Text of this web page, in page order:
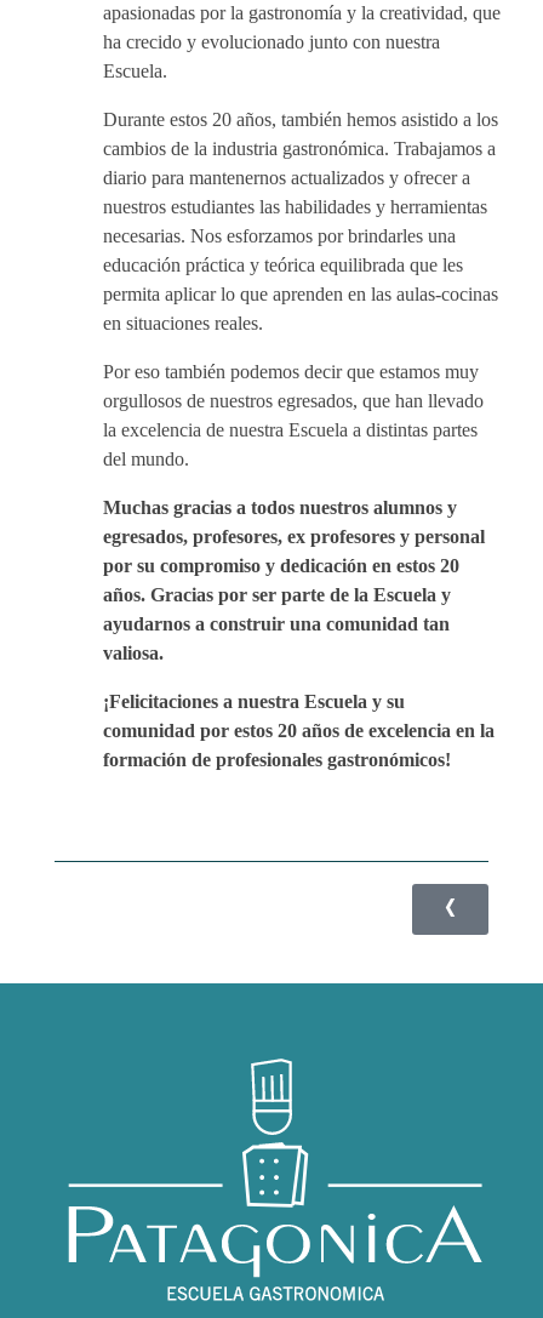
apasionadas por la gastronomía y la creatividad, que
ha crecido y evolucionado junto con nuestra
Escuela.
Durante estos 20 años, también hemos asistido a los
cambios de la industria gastronómica. Trabajamos a
diario para mantenernos actualizados y ofrecer a
nuestros estudiantes las habilidades y herramientas
necesarias. Nos esforzamos por brindarles una
educación práctica y teórica equilibrada que les
permita aplicar lo que aprenden en las aulas-cocinas
en situaciones reales.
Por eso también podemos decir que estamos muy
orgullosos de nuestros egresados, que han llevado
la excelencia de nuestra Escuela a distintas partes
del mundo.
Muchas gracias a todos nuestros alumnos y
egresados, profesores, ex profesores y personal
por su compromiso y dedicación en estos 20
años. Gracias por ser parte de la Escuela y
ayudarnos a construir una comunidad tan
valiosa.
¡Felicitaciones a nuestra Escuela y su
comunidad por estos 20 años de excelencia en la
formación de profesionales gastronómicos!